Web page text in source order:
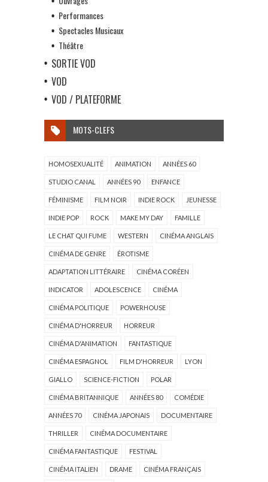
Performances
Spectacles Musicaux
Théâtre
SORTIE VOD
VOD
VOD / PLATEFORME
MOTS-CLEFS
HOMOSEXUALITÉ ANIMATION ANNÉES 60
STUDIO CANAL ANNÉES 90 ENFANCE
FÉMINISME FILM NOIR INDIE ROCK JEUNESSE
INDIE POP ROCK MAKE MY DAY FAMILLE
LE CHAT QUI FUME WESTERN CINÉMA ANGLAIS
CINÉMA DE GENRE ÉROTISME
ADAPTATION LITTÉRAIRE CINÉMA CORÉEN
INDICATOR ADOLESCENCE CINÉMA
CINÉMA POLITIQUE POWERHOUSE
CINÉMA D'HORREUR HORREUR
CINÉMA D'ANIMATION FANTASTIQUE
CINÉMA ESPAGNOL FILM D'HORREUR LYON
GIALLO SCIENCE-FICTION POLAR
CINÉMA BRITANNIQUE ANNÉES 80 COMÉDIE
ANNÉES 70 CINÉMA JAPONAIS DOCUMENTAIRE
THRILLER CINÉMA DOCUMENTAIRE
CINÉMA FANTASTIQUE FESTIVAL
CINÉMA ITALIEN DRAME CINÉMA FRANÇAIS